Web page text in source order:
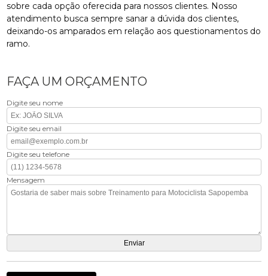
sobre cada opção oferecida para nossos clientes. Nosso
atendimento busca sempre sanar a dúvida dos clientes,
deixando-os amparados em relação aos questionamentos do
ramo.
FAÇA UM ORÇAMENTO
Digite seu nome
Digite seu email
Digite seu telefone
Mensagem